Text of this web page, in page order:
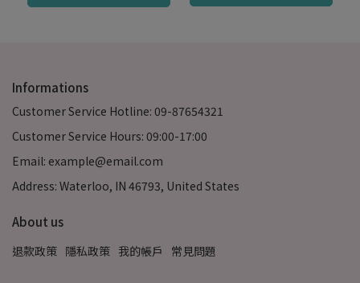
Informations
Customer Service Hotline: 09-87654321
Customer Service Hours: 09:00-17:00
Email: example@email.com
Address: Waterloo, IN 46793, United States
About us
退款政策 隱私政策 我的帳戶 常見問題